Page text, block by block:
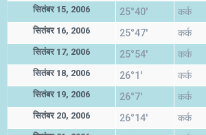
सितंबर 15, 2006 25°40' कर्क
सितंबर 16, 2006 25°47' कर्क
सितंबर 17, 2006 25°54' कर्क
सितंबर 18, 2006 26°1' कर्क
सितंबर 19, 2006 26°7' कर्क
सितंबर 20, 2006 26°14' कर्क